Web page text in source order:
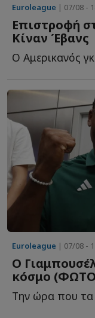
Euroleague | 07/08 -
Επιστροφή
Κίναν Έβανς
Euroleague | 07/08 -
Ο
κόσμο